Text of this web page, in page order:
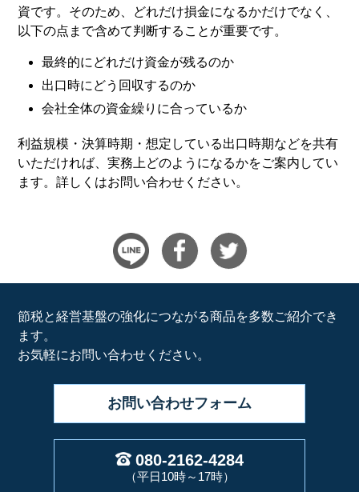
資です。そのため、どれだけ損金になるかだけでなく、
以下の点まで含めて判断することが重要です。
最終的にどれだけ資金が残るのか
出口時にどう回収するのか
会社全体の資金繰りに合っているか
利益規模・決算時期・想定している出口時期などを共有
いただければ、実務上どのようになるかをご案内してい
ます。詳しくはお問い合わせください。
節税と経営基盤の強化につながる商品を多数ご紹介でき
ます。
お気軽にお問い合わせください。
お問い合わせフォーム
080-2162-4284
（平日10時～17時）